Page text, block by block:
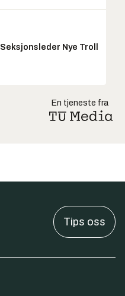
Seksjonsleder Nye Troll
En tjeneste fra
Tips oss